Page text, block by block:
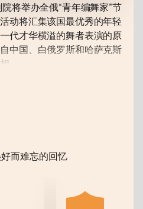
将举办全俄“青年编舞家”节
动将汇集该国最优秀的年轻
代才华横溢的舞者表演的原
中国、白俄罗斯和哈萨克斯
。
斯·艾夫曼舞蹈学院剧院是举
大音乐会是一个了解俄罗斯
次活动中展示的年轻才俊已
的机会。赶快行动吧，名额
而难忘的回忆